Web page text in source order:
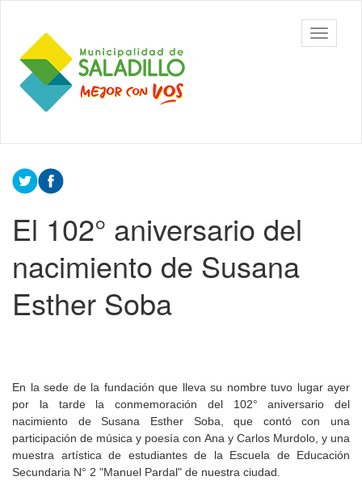
contenido
principal
Municipalidad
de Saladillo
barra
Contenido
principal
El 102° aniversario del
nacimiento de Susana
Esther Soba
En la sede de la fundación que lleva su nombre tuvo lugar ayer
por la tarde la conmemoración del 102° aniversario del
nacimiento de Susana Esther Soba, que contó con una
participación de música y poesía con Ana y Carlos Murdolo, y una
muestra artística de estudiantes de la Escuela de Educación
Secundaria N° 2 "Manuel Pardal" de nuestra ciudad.